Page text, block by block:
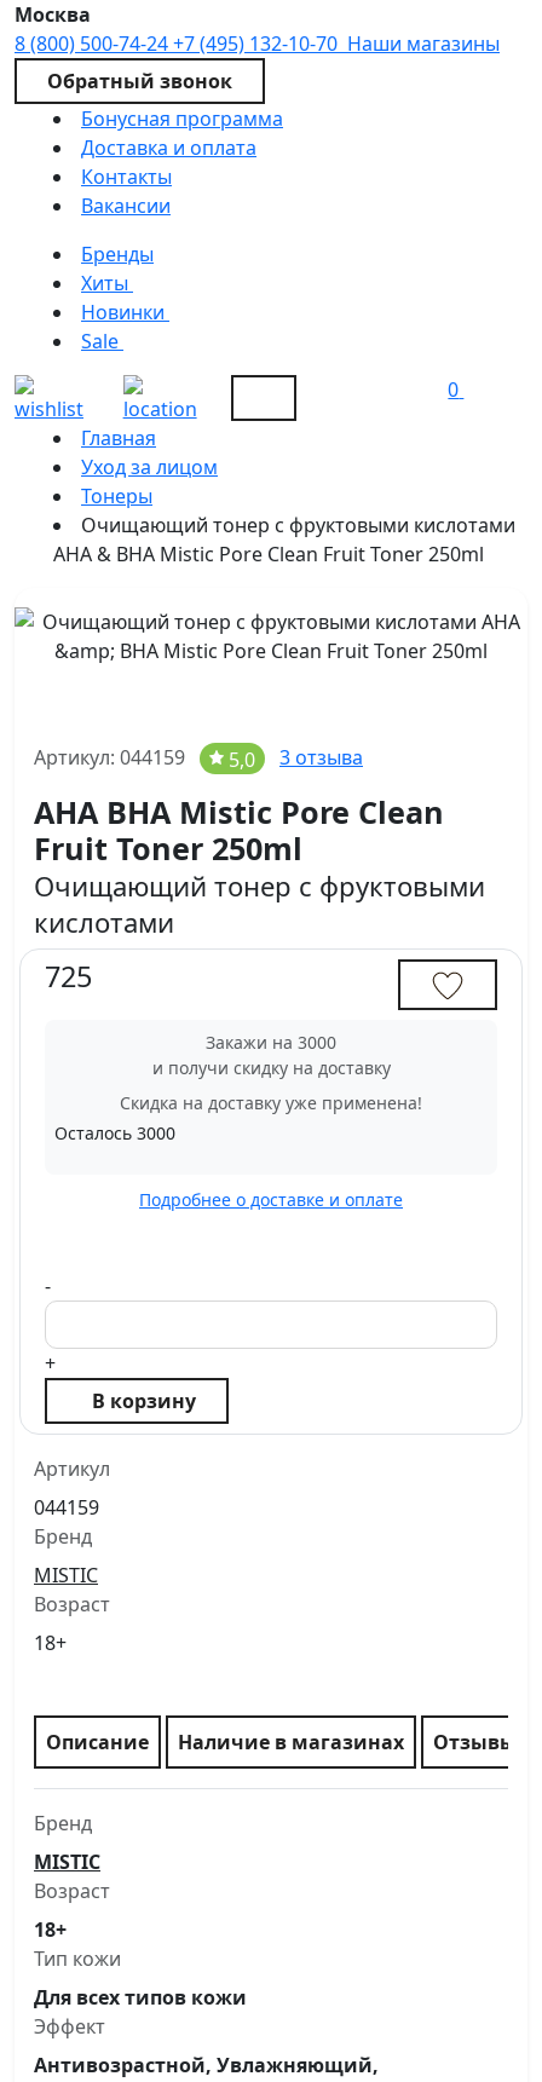
Москва
8 (800) 500-74-24+7 (495) 132-10-70 Наши магазины
Обратный звонок
Бонусная программа
Доставка и оплата
Контакты
Вакансии
Бренды
Хиты
Новинки
Sale
0
Главная
Уход за лицом
Тонеры
Очищающий тонер с фруктовыми кислотами
AHA & BHA Mistic Pore Clean Fruit Toner 250ml
Артикул: 044159 5,0 3 отзыва
AHA BHA Mistic Pore Clean
Fruit Toner 250ml
Очищающий тонер с фруктовыми
кислотами
725
Закажи на 3000
и получи скидку на доставку
Скидка на доставку уже применена!
Осталось 3000
Подробнее о доставке и оплате
-
+
В корзину
Артикул
044159
Бренд
MISTIC
Возраст
18+
Описание Наличие в магазинах Отзывы
Бренд
MISTIC
Возраст
18+
Тип кожи
Для всех типов кожи
Эффект
Антивозрастной, Увлажняющий,